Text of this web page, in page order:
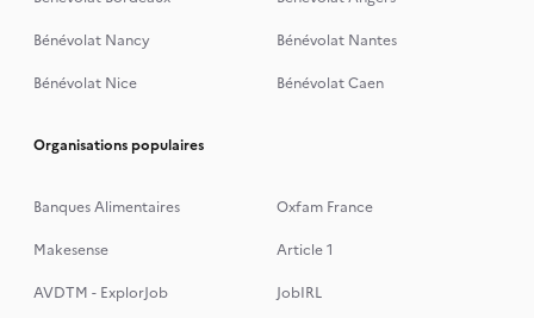
Bénévolat Nancy
Bénévolat Nantes
Bénévolat Nice
Bénévolat Caen
Organisations populaires
Banques Alimentaires
Oxfam France
Makesense
Article 1
AVDTM - ExplorJob
JobIRL